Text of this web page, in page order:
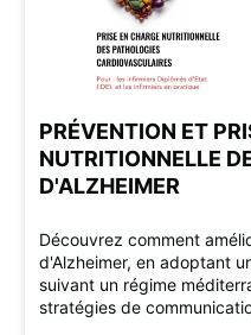
PRÉVENTION ET
NUTRITIONNELLE
D'ALZHEIMER
Découvrez comment
d'Alzheimer, en adoptant
suivant un régime
stratégies de